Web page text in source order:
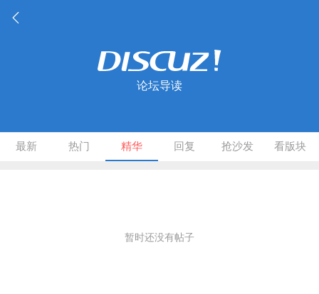
论坛导读
最新 热门 精华 回复 抢沙发 看版块
暂时还没有帖子